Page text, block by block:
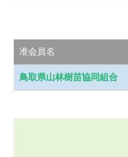
准会員名
鳥取県山林樹苗協同組合